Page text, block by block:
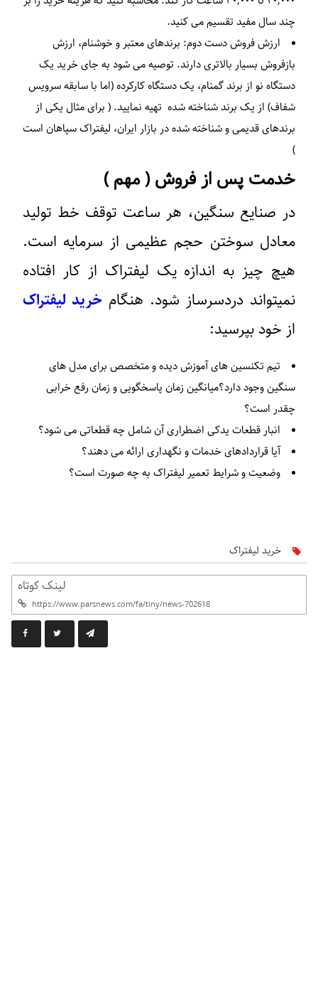
چند سال مفید تقسیم می کنید.
ارزش فروش دست دوم: برندهای معتبر و خوشنام، ارزش
بازفروش بسیار بالاتری دارند. توصیه می شود به جای خرید یک
دستگاه نو از برند گمنام، یک دستگاه کارکرده (اما با سابقه سرویس
شفاف) از یک برند شناخته شده تهیه نمایید. ( برای مثال یکی از
برندهای قدیمی و شناخته شده در بازار ایران، لیفتراک سپاهان است
)
خدمت پس از فروش ( مهم )
در صنایع سنگین، هر ساعت توقف خط تولید
معادل سوختن حجم عظیمی از سرمایه است.
هیچ چیز به اندازه یک لیفتراک از کار افتاده
نمیتواند دردسرساز شود. هنگام خرید لیفتراک
از خود بپرسید:
تیم تکنسین های آموزش دیده و متخصص برای مدل های
سنگین وجود دارد؟میانگین زمان پاسخگویی و زمان رفع خرابی
چقدر است؟
انبار قطعات یدکی اضطراری آن شامل چه قطعاتی می شود؟
آیا قراردادهای خدمات و نگهداری ارائه می دهند؟
وضعیت و شرایط تعمیر لیفتراک به چه صورت است؟
خرید لیفتراک
لینک کوتاه